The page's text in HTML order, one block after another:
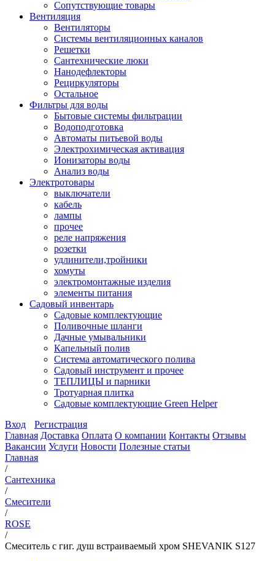
Сопутствующие товары
Вентиляция
Вентиляторы
Системы вентиляционных каналов
Решетки
Сантехнические люки
Нанодефлекторы
Рециркуляторы
Остальное
Фильтры для воды
Бытовые системы фильтрации
Водоподготовка
Автоматы питьевой воды
Электрохимическая активация
Ионизаторы воды
Анализ воды
Электротовары
выключатели
кабель
лампы
прочее
реле напряжения
розетки
удлинители,тройники
хомуты
электромонтажные изделия
элементы питания
Садовый инвентарь
Садовые комплектующие
Поливочные шланги
Дачные умывальники
Капельный полив
Система автоматического полива
Садовый инструмент и прочее
ТЕПЛИЦЫ и парники
Тротуарная плитка
Садовые комплектующие Green Helper
Вход
Регистрация
Главная Доставка Оплата О компании Контакты Отзывы
Вакансии Услуги Новости Полезные статьи
Главная
/
Сантехника
/
Смесители
/
ROSE
/
Смеситель с гиг. душ встраиваемый хром SHEVANIK S127